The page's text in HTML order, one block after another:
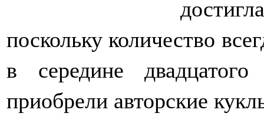
поскольку количество
в середине
приобрели авторские